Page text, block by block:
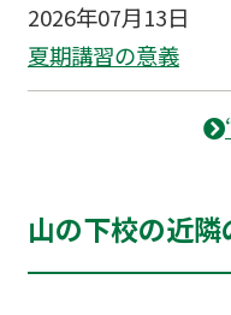
2026年07月13日
夏期講習の意義
山の下校の近